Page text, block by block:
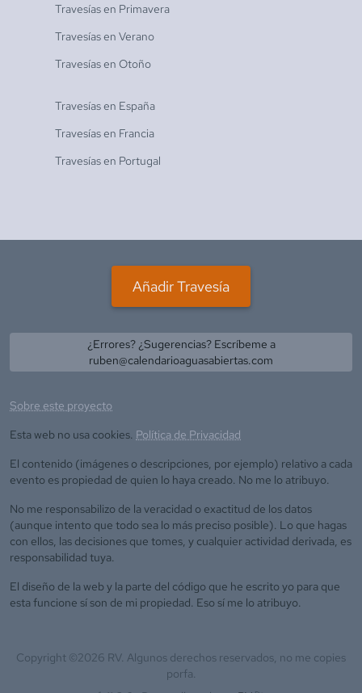
Travesías en Primavera
Travesías en Verano
Travesías en Otoño
Travesías en España
Travesías en Francia
Travesías en Portugal
Añadir Travesía
¿Errores? ¿Sugerencias? Escríbeme a
ruben@calendarioaguasabiertas.com
Sobre este proyecto
Esta web no usa cookies. Política de Privacidad
El contenido (imágenes o descripciones, por ejemplo) relativo a cada
evento es propiedad de quien lo haya creado. No me lo atribuyo.
No me responsabilizo de la veracidad o exactitud de los datos
(aunque intento que todo sea lo más preciso posible). Lo que hagas
con ellos, las decisiones que tomes, y cualquier actividad derivada, es
responsabilidad tuya.
El diseño de la web y la parte del código que he escrito yo para que
esta funcione sí son de mi propiedad. Eso sí me lo atribuyo.
Copyright ©2026 RV. Algunos derechos reservados, no me copies
porfa.